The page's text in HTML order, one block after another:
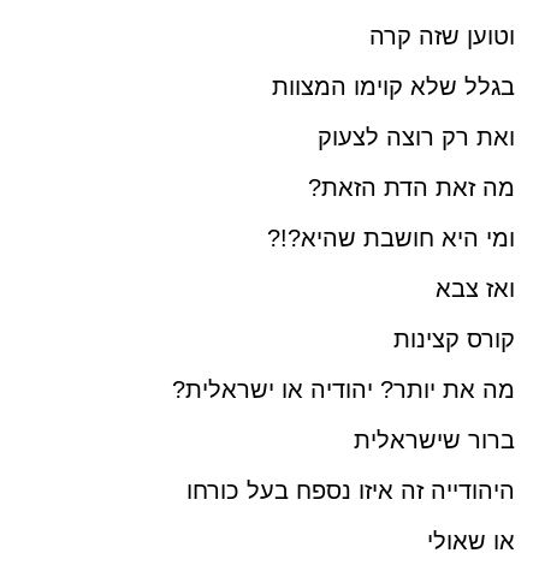
וטוען שזה קרה
בגלל שלא קוימו המצוות
ואת רק רוצה לצעוק
מה זאת הדת הזאת?
ומי היא חושבת שהיא?!?
ואז צבא
קורס קצינות
מה את יותר? יהודיה או ישראלית?
ברור שישראלית
היהודייה זה איזו נספח בעל כורחו
או שאולי